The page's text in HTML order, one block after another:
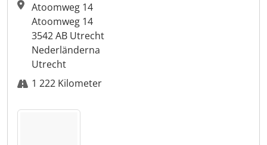
Atoomweg 14
Atoomweg 14
3542 AB Utrecht
Nederländerna
Utrecht
1 222 Kilometer